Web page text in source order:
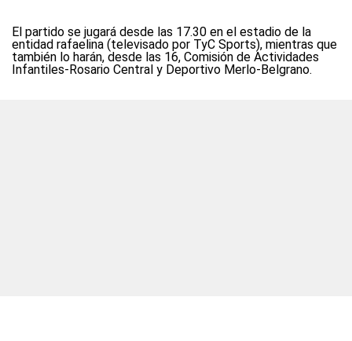
El partido se jugará desde las 17.30 en el estadio de la
entidad rafaelina (televisado por TyC Sports), mientras que
también lo harán, desde las 16, Comisión de Actividades
Infantiles-Rosario Central y Deportivo Merlo-Belgrano.